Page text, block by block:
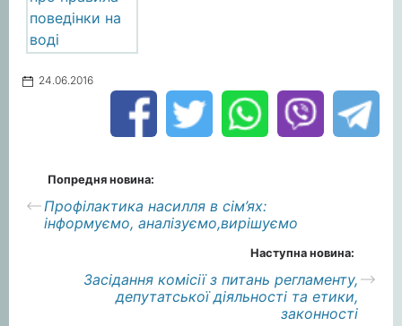
24.06.2016
Попредня новина:
Профілактика насилля в сім’ях:
інформуємо, аналізуємо,вирішуємо
Наступна новина:
Засідання комісії з питань регламенту,
депутатської діяльності та етики,
законності